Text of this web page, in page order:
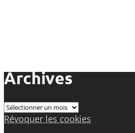
Archives
Archives
Révoquer les cookies